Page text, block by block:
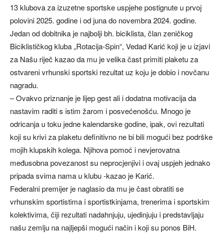
13 klubova za izuzetne sportske uspjehe postignute u prvoj
polovini 2025. godine i od juna do novembra 2024. godine.
Jedan od dobitnika je najbolji bh. biciklista, član zeničkog
Biciklističkog kluba „Rotacija-Spin“, Vedad Karić koji je u izjavi
za Našu riječ kazao da mu je velika čast primiti plaketu za
ostvareni vrhunski sportski rezultat uz koju je dobio i novčanu
nagradu.
– Ovakvo priznanje je lijep gest ali i dodatna motivacija da
nastavim raditi s istim žarom i posvećenošću. Mnogo je
odricanja u toku jedne kalendarske godine, ipak, ovi rezultati
koji su krivi za plaketu definitivno ne bi bili mogući bez podrške
mojih klupskih kolega. Njihova pomoć i nevjerovatna
međusobna povezanost su neprocjenjivi i ovaj uspjeh jednako
pripada svima nama u klubu -kazao je Karić.
Federalni premijer je naglasio da mu je čast obratiti se
vrhunskim sportistima i sportistkinjama, trenerima i sportskim
kolektivima, čiji rezultati nadahnjuju, ujedinjuju i predstavljaju
našu zemlju na najljepši mogući način i koji su ponos BiH.